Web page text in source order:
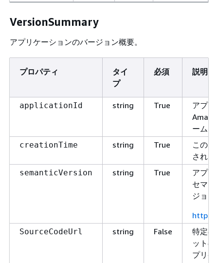
VersionSummary
アプリケーションのバージョン概要。
プロパティ
タイ
プ
必須 説明
applicationId string True
アプリ
ーム
creationTime string True
この
され
semanticVersion string True
アプリ
セマン
ジョン
SourceCodeUrl string False
特定の
ットの
プリケ